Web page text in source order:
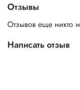
комфорт в вашем
остекления в
пространства, а
проникать много
Отзывы
Отзывов еще никто
Написать отзыв